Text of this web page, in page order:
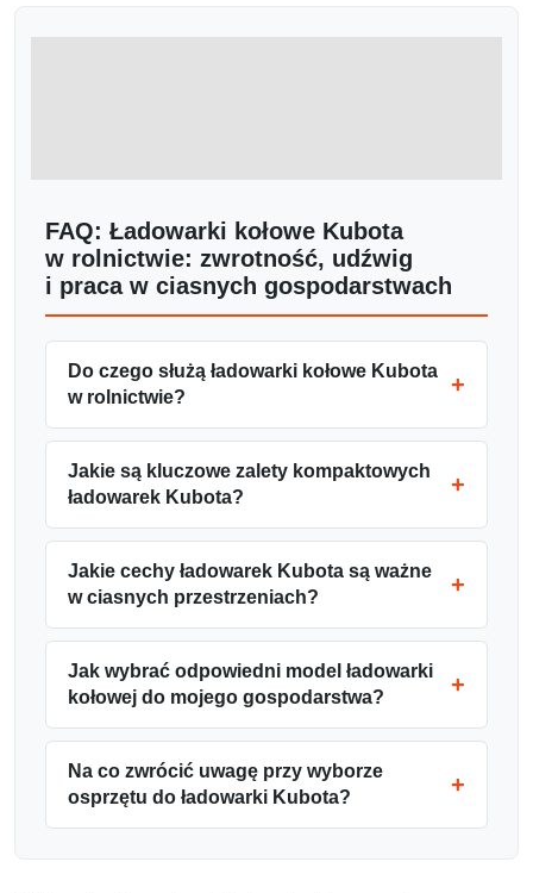
FAQ: Ładowarki kołowe Kubota
w rolnictwie: zwrotność, udźwig
i praca w ciasnych gospodarstwach
Do czego służą ładowarki kołowe Kubota
w rolnictwie?
Jakie są kluczowe zalety kompaktowych
ładowarek Kubota?
Jakie cechy ładowarek Kubota są ważne
w ciasnych przestrzeniach?
Jak wybrać odpowiedni model ładowarki
kołowej do mojego gospodarstwa?
Na co zwrócić uwagę przy wyborze
osprzętu do ładowarki Kubota?